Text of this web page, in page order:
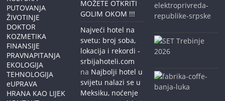
PUTOVANJA
ŽIVOTINJE
DOKTOR
KOZMETIKA
FINANSIJE
PRAVNAPITANJA
EKOLOGIJA
TEHNOLOGIJA
eUPRAVA
HRANA KAO LIJEK
MOŽETE OTKRITI
GOLIM OKOM !!!
Najveći hotel na
svetu: broj soba,
lokacija i rekordi -
srbijahoteli.com
na Najbolji hotel u
svijetu nalazi se u
Meksiku, noćenje